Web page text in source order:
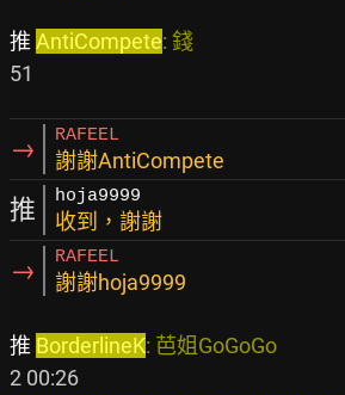
推 AntiCompete:
→ RAFEEL
謝謝AntiCompete
推 hoja9999
收到，謝謝
→ RAFEEL
謝謝hoja9999
推 BorderlineK: 芭姐